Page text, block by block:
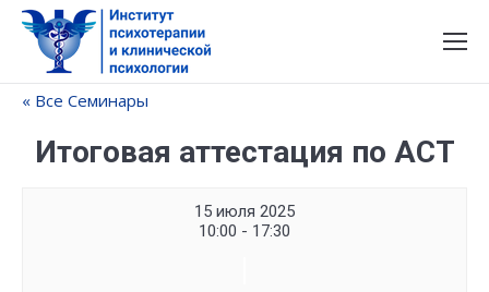
« Все Семинары
Итоговая аттестация по АСТ
15 июля 2025
10:00 - 17:30